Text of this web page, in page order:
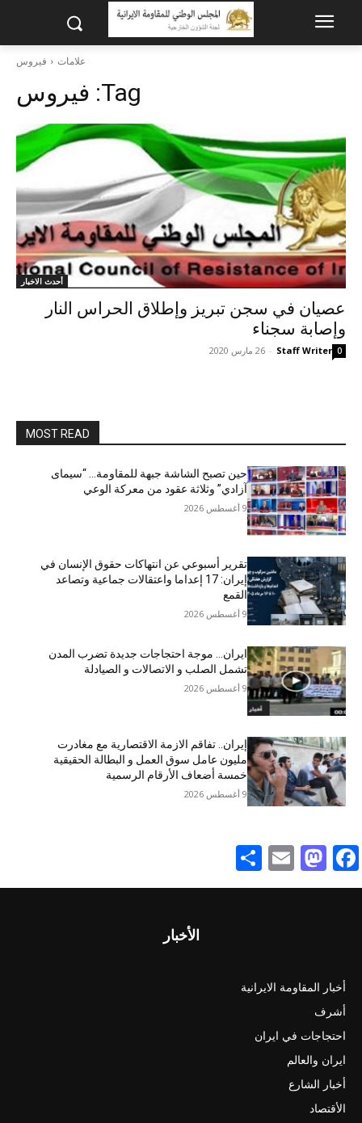
علامات فيروس
Tag: فيروس
أحدث الاخبار
عصيان في سجن تبريز وإطلاق الحراس النار
وإصابة سجناء
Staff Writer
- 26 مارس 2020 0
MOST READ
حين تصبح الشاشة جبهة للمقاومة… “سيمای
آزادي” وثلاثة عقود من معركة الوعي
9 أغسطس 2026
تقرير أسبوعي عن انتهاكات حقوق الإنسان في
إيران: 17 إعداما واعتقالات جماعية وتصاعد
القمع
9 أغسطس 2026
ایران… موجة احتجاجات جديدة تضرب المدن
تشمل الصلب و الاتصالات و الصیادلة
9 أغسطس 2026
إيران.. تفاقم الازمة الاقتصاریة مع مغادرت
مليون عامل سوق العمل و البطالة الحقيقية
خمسة أضعاف الأرقام الرسمية
9 أغسطس 2026
Facebook
Mastodon
Email
الأخبار
أخبار المقاومة الايرانية
أشرف
احتجاجات في ايران
ايران والعالم
أخبار الشارع
الأقتصاد